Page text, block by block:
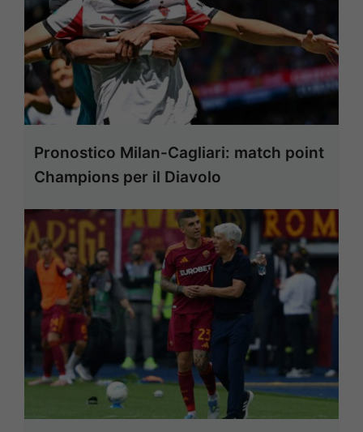
Pronostico Milan-Cagliari: match point
Champions per il Diavolo